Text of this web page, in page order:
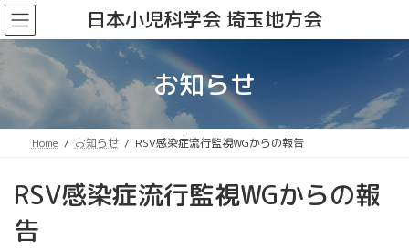
コ
ン
テ
ス
ナ
ビ
ゲ
ン
日本小児科学会 埼玉地方会
お知らせ
Home お知らせ RSV感染症流行監視WGからの報告
RSV感染症流行監視WGからの報
告